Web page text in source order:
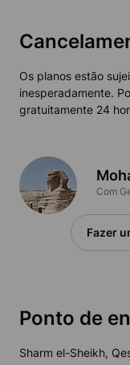
Os planos estão
inesperadamente.
gratuitamente 24
Com
Fazer
Ponto de
Sharm el-Sheikh,